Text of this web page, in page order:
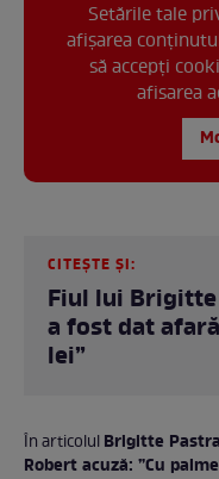
Setările tale
afișarea
să accepți
afisarea
CITEȘTE ȘI:
Fiul lui
a fost dat
lei”
În articolulBrigitte
Robert acuză: ”Cu